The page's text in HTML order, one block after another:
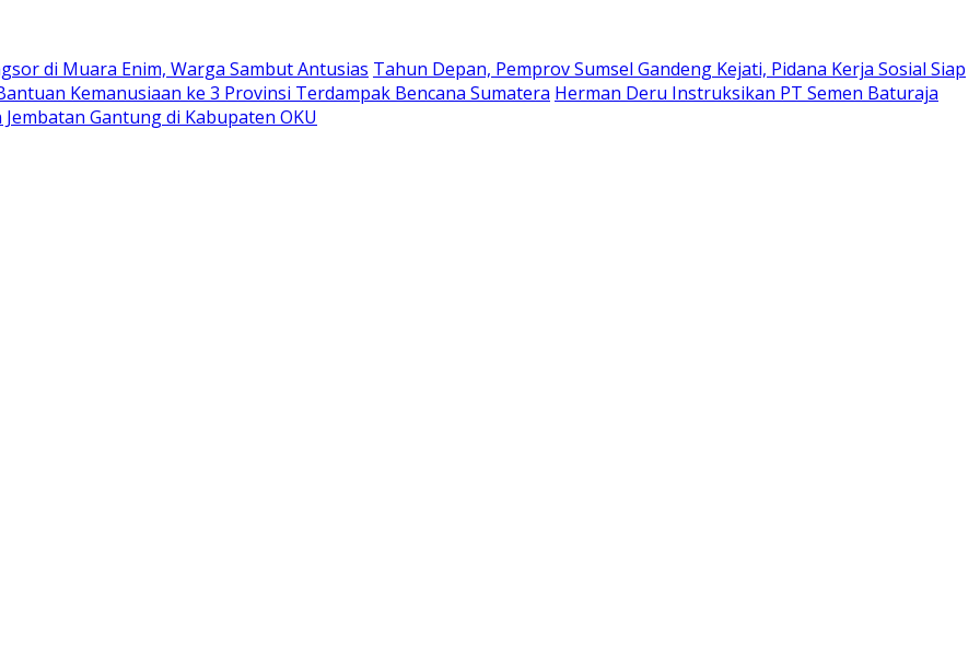
di Muara Enim, Warga Sambut Antusias Tahun Depan, Pemprov Sumsel Gandeng Kejati, Pidana Kerja Sosial Siap
Kemanusiaan ke 3 Provinsi Terdampak Bencana Sumatera Herman Deru Instruksikan PT Semen Baturaja
Gantung di Kabupaten OKU